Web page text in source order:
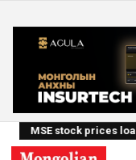
MSE stock prices